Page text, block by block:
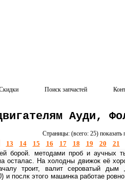
Поиск запчастей
Ауди,
Страницы: (всего: 25) показать
13 14 15 16 17 18 19 20 21
борой. методами проб и аучных
осталас. На холодны движок её
троит, валит сероватый дым
и послк этого машинка работае